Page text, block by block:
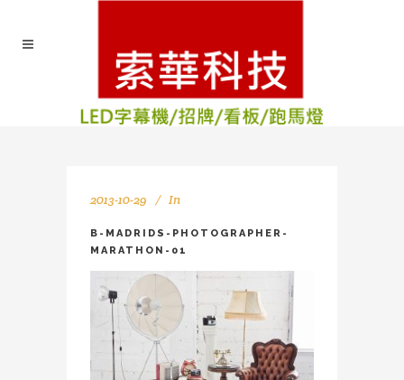
2013-10-29 In
B-MADRIDS-PHOTOGRAPHER-
MARATHON-01